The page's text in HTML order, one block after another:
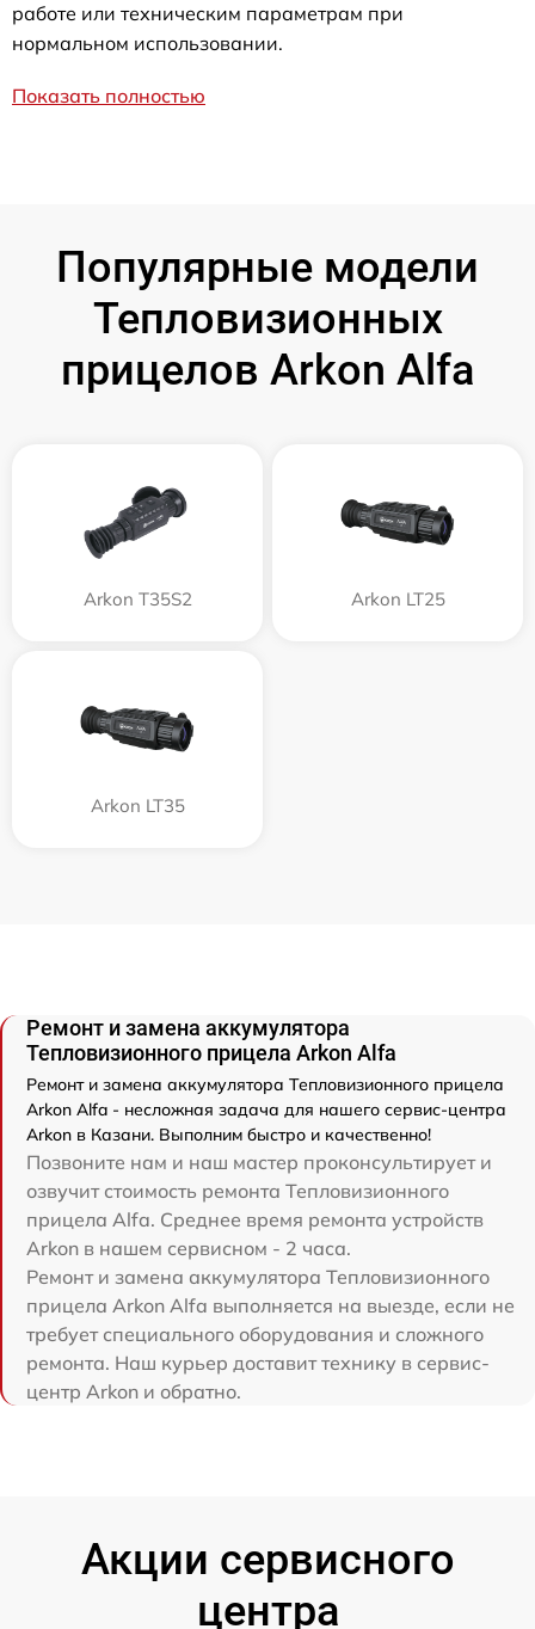
работе или техническим параметрам при
нормальном использовании.
Показать полностью
Популярные модели
Тепловизионных
прицелов Arkon Alfa
Arkon T35S2 Arkon LT25
Arkon LT35
Ремонт и замена аккумулятора
Тепловизионного прицела Arkon Alfa
Ремонт и замена аккумулятора Тепловизионного прицела
Arkon Alfa - несложная задача для нашего сервис-центра
Arkon в Казани. Выполним быстро и качественно!
Позвоните нам и наш мастер проконсультирует и
озвучит стоимость ремонта Тепловизионного
прицела Alfa. Среднее время ремонта устройств
Arkon в нашем сервисном - 2 часа.
Ремонт и замена аккумулятора Тепловизионного
прицела Arkon Alfa выполняется на выезде, если не
требует специального оборудования и сложного
ремонта. Наш курьер доставит технику в сервис-
центр Arkon и обратно.
Акции сервисного
центра